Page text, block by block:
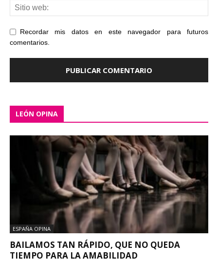
Recordar mis datos en este navegador para futuros
comentarios.
LEÓN OPINA
ESPAÑA OPINA
BAILAMOS TAN RÁPIDO, QUE NO QUEDA
TIEMPO PARA LA AMABILIDAD